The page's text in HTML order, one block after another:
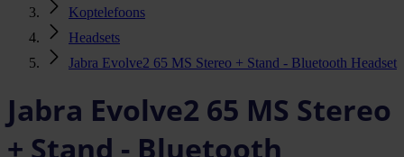
Koptelefoons
Headsets
Jabra Evolve2 65 MS Stereo + Stand - Bluetooth Headset
Jabra Evolve2 65 MS Stereo
+ Stand - Bluetooth